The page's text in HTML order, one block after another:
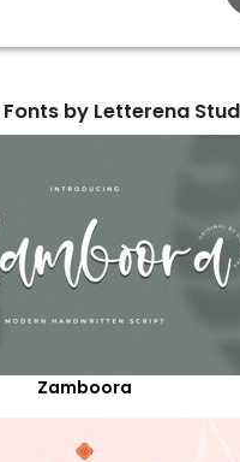
Fonts by Letterena
Zamboora